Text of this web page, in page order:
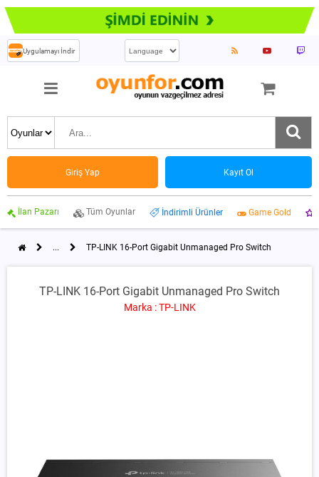
Uygulamayı İndir
Giriş Yap Kayıt Ol
İlan Pazarı Tüm Oyunlar İndirimli Ürünler Game Gold
... TP-LINK 16-Port Gigabit Unmanaged Pro Switch
TP-LINK 16-Port Gigabit Unmanaged Pro Switch
Marka : TP-LINK